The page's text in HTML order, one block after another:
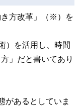
き方改革」（※）を
）を活用し、時間
」だと書いてあり
があるとしていま